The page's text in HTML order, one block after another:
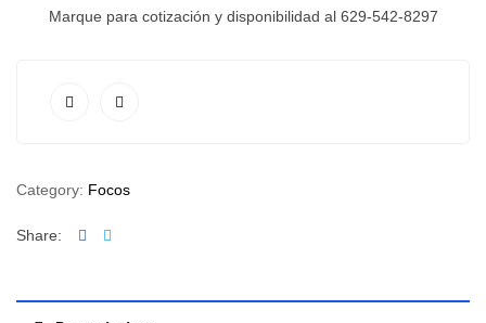
Marque para cotización y disponibilidad al 629-542-8297
Category: Focos
Share: Facebook